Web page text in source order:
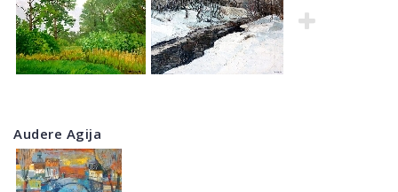
Audere Agija